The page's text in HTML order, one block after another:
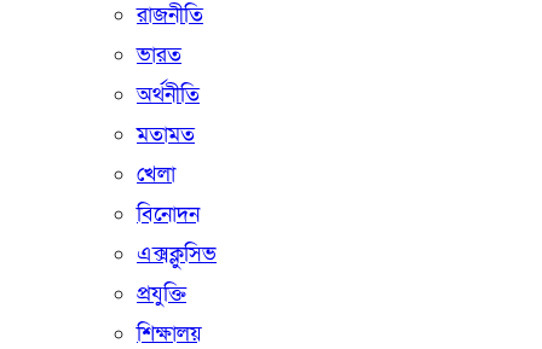
রাজনীতি
ভারত
অর্থনীতি
মতামত
খেলা
বিনোদন
এক্সক্লুসিভ
প্রযুক্তি
শিক্ষালয়